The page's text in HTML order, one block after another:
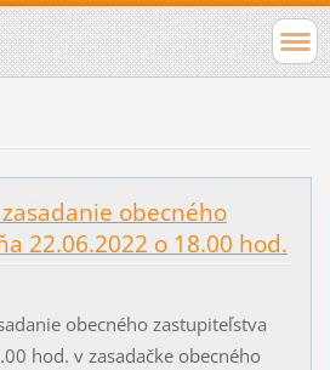
zasadanie obecného
22.06.2022 o 18.00 hod.
obecného zastupiteľstva
hod. v zasadačke obecného